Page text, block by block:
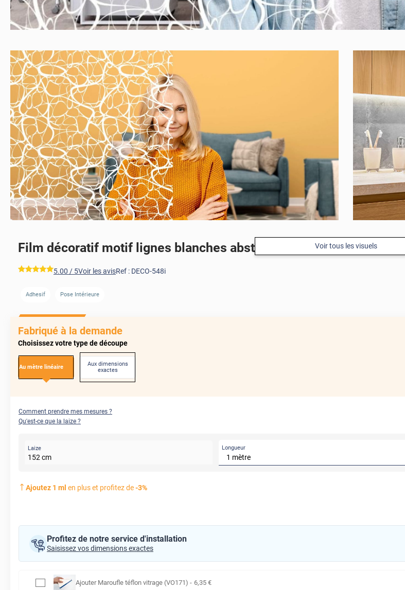
Voir tous les visuels
Film décoratif motif lignes blanches abstraites
*****
5.00 / 5Voir les avisRef : DECO-548i
Adhesif Pose Intérieure
Fabriqué à la demande
Choisissez votre type de découpe
Au mètre linéaire
Aux dimensions
exactes
Comment prendre mes mesures ?
Qu'est-ce que la laize ?
Laize
152cm
Longueur
Ajoutez 1 ml en plus et profitez de-3%
Profitez de notre service d'installation
Saisissez vos dimensions exactes
Ajouter Maroufle téflon vitrage (VO171) - 6,35 €